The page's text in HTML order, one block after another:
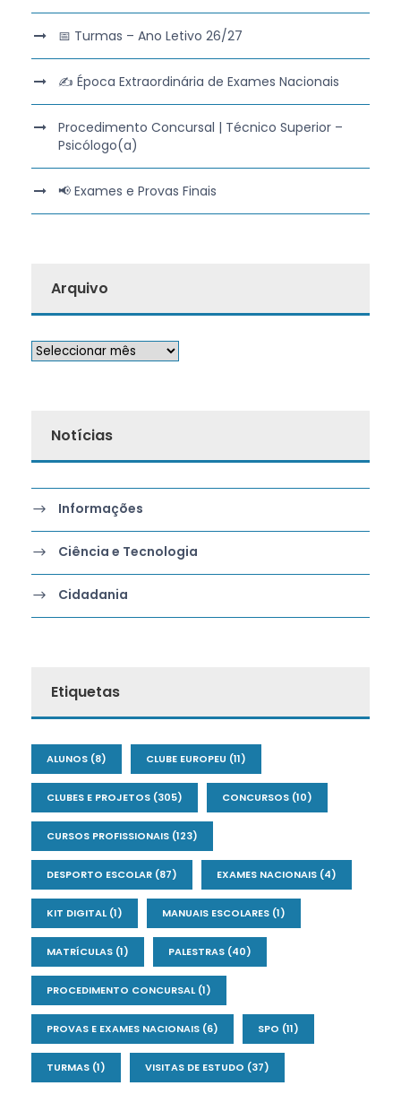
📅 Turmas – Ano Letivo 26/27
✍️ Época Extraordinária de Exames Nacionais
Procedimento Concursal | Técnico Superior –
Psicólogo(a)
📢 Exames e Provas Finais
Arquivo
Notícias
Informações
Ciência e Tecnologia
Cidadania
Etiquetas
ALUNOS (8) CLUBE EUROPEU (11)
CLUBES E PROJETOS (305) CONCURSOS (10)
CURSOS PROFISSIONAIS (123)
DESPORTO ESCOLAR (87) EXAMES NACIONAIS (4)
KIT DIGITAL(1) MANUAIS ESCOLARES (1)
MATRÍCULAS (1) PALESTRAS (40)
PROCEDIMENTO CONCURSAL(1)
PROVAS E EXAMES NACIONAIS (6) SPO (11)
TURMAS (1) VISITAS DE ESTUDO (37)